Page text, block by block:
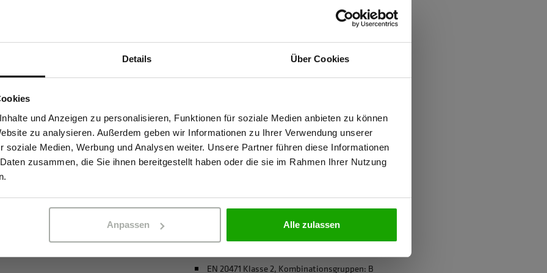
Details Über Cookies
und Anzeigen zu personalisieren, Funktionen für soziale Medien anbieten zu können
zu analysieren. Außerdem geben wir Informationen zu Ihrer Verwendung unserer
soziale Medien, Werbung und Analysen weiter. Unsere Partner führen diese Informationen
zusammen, die Sie ihnen bereitgestellt haben oder die sie im Rahmen Ihrer Nutzung
Anpassen Alle zulassen
hohe Sichtbarkeit mit
Funktionsmaterial leitet
konzentriert bleibt. Der
vor Sonnenstrahlen. Die
langen Einsätzen frisch,
bei Outdoor-Arbeiten
ist ein verlässlicher
und Komfort
Materialeigenschaften
Atmungsaktiv
4-Wege-Stretch
Bio-Baumwolle
mehr anzeigen
Zertifizierungen
EN 20471 Klasse 2, Kombinationsgruppen: B
Sind Sie Gewerbetreibender?
dass ich Gewerbetreibender bin. Alle Preise werden netto ausgewiesen.
PRIVATPERSON